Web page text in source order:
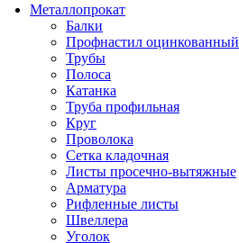
Металлопрокат
Балки
Профнастил оцинкованный
Трубы
Полоса
Катанка
Труба профильная
Круг
Проволока
Сетка кладочная
Листы просечно-вытяжные
Арматура
Рифленные листы
Швеллера
Уголок